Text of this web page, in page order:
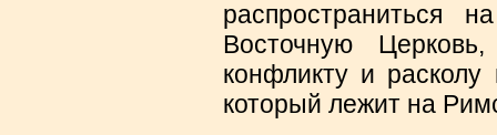
распространиться
Восточную
конфликту и расколу
который лежит на